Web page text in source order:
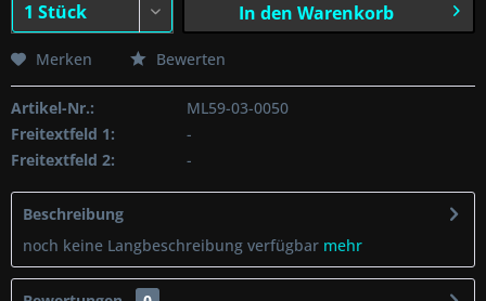
In den Warenkorb
Merken Bewerten
Artikel-Nr.:
ML59-03-0050
Freitextfeld 1:
-
Freitextfeld 2:
-
Beschreibung
noch keine Langbeschreibung verfügbar mehr